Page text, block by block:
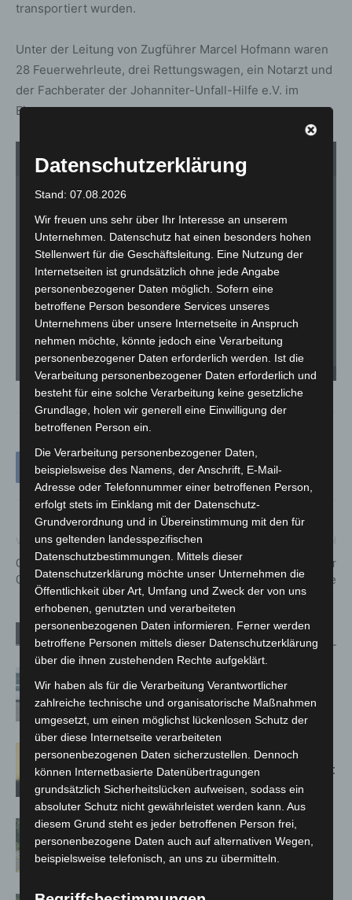
transportiert wurden.
Unter der Leitung von Zugführer Marcel Hofmann waren
28 Feuerwehrleute, drei Rettungswagen, ein Notarzt und
der Fachberater der Johanniter-Unfall-Hilfe e.V. im
Einsatz.
Feuerwehreinsatz an der Tegeler Straße - © Müller / LGHNews
Vorheriger Artikel
Gute Lösungen für Kita Zum
Guten Hirten zeichnen sich ab
Feuer auf Sporthallendach der
Herschelschule
Verwandte Artikel
kehren nach Waldbrandeinsatz aus
Spanien zurück
Hannover: Erste Tigermücken-
Population in Niedersachsen entdeckt
Brand im „Haus der Begegnung“ in
Neuwarmbüchen schnell eingedämmt
Datenschutzerklärung
Stand: 07.08.2026
Wir freuen uns sehr über Ihr Interesse an unserem
Unternehmen. Datenschutz hat einen besonders hohen
Stellenwert für die Geschäftsleitung. Eine Nutzung der
Internetseiten ist grundsätzlich ohne jede Angabe
personenbezogener Daten möglich. Sofern eine
betroffene Person besondere Services unseres
Unternehmens über unsere Internetseite in Anspruch
nehmen möchte, könnte jedoch eine Verarbeitung
personenbezogener Daten erforderlich werden. Ist die
Verarbeitung personenbezogener Daten erforderlich und
besteht für eine solche Verarbeitung keine gesetzliche
Grundlage, holen wir generell eine Einwilligung der
betroffenen Person ein.
Die Verarbeitung personenbezogener Daten,
beispielsweise des Namens, der Anschrift, E-Mail-
Adresse oder Telefonnummer einer betroffenen Person,
erfolgt stets im Einklang mit der Datenschutz-
Grundverordnung und in Übereinstimmung mit den für
uns geltenden landesspezifischen
Datenschutzbestimmungen. Mittels dieser
Datenschutzerklärung möchte unser Unternehmen die
Öffentlichkeit über Art, Umfang und Zweck der von uns
erhobenen, genutzten und verarbeiteten
personenbezogenen Daten informieren. Ferner werden
betroffene Personen mittels dieser Datenschutzerklärung
über die ihnen zustehenden Rechte aufgeklärt.
Wir haben als für die Verarbeitung Verantwortlicher
zahlreiche technische und organisatorische Maßnahmen
umgesetzt, um einen möglichst lückenlosen Schutz der
über diese Internetseite verarbeiteten
personenbezogenen Daten sicherzustellen. Dennoch
können Internetbasierte Datenübertragungen
grundsätzlich Sicherheitslücken aufweisen, sodass ein
absoluter Schutz nicht gewährleistet werden kann. Aus
diesem Grund steht es jeder betroffenen Person frei,
personenbezogene Daten auch auf alternativen Wegen,
beispielsweise telefonisch, an uns zu übermitteln.